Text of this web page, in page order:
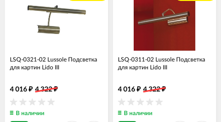
LSQ-0321-02 Lussole Подсветка
для картин Lido III
4 016 ₽ 4 322₽
В наличии
LSQ-0311-02 Lussole Подсветка
для картин Lido III
4 016 ₽ 4 322₽
В наличии